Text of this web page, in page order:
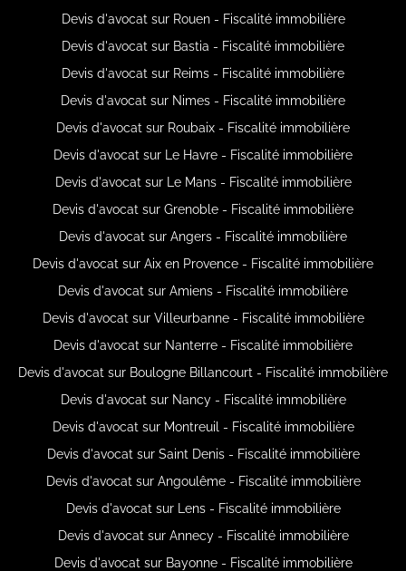
Devis d'avocat sur Rouen - Fiscalité immobilière
Devis d'avocat sur Bastia - Fiscalité immobilière
Devis d'avocat sur Reims - Fiscalité immobilière
Devis d'avocat sur Nimes - Fiscalité immobilière
Devis d'avocat sur Roubaix - Fiscalité immobilière
Devis d'avocat sur Le Havre - Fiscalité immobilière
Devis d'avocat sur Le Mans - Fiscalité immobilière
Devis d'avocat sur Grenoble - Fiscalité immobilière
Devis d'avocat sur Angers - Fiscalité immobilière
Devis d'avocat sur Aix en Provence - Fiscalité immobilière
Devis d'avocat sur Amiens - Fiscalité immobilière
Devis d'avocat sur Villeurbanne - Fiscalité immobilière
Devis d'avocat sur Nanterre - Fiscalité immobilière
Devis d'avocat sur Boulogne Billancourt - Fiscalité immobilière
Devis d'avocat sur Nancy - Fiscalité immobilière
Devis d'avocat sur Montreuil - Fiscalité immobilière
Devis d'avocat sur Saint Denis - Fiscalité immobilière
Devis d'avocat sur Angoulême - Fiscalité immobilière
Devis d'avocat sur Lens - Fiscalité immobilière
Devis d'avocat sur Annecy - Fiscalité immobilière
Devis d'avocat sur Bayonne - Fiscalité immobilière